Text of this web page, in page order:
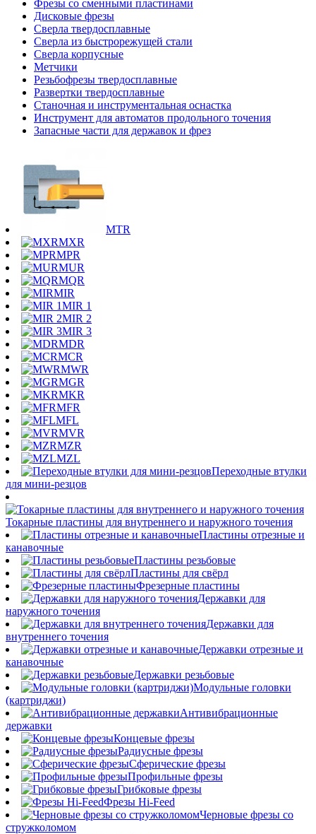
Фрезы со сменными пластинами
Дисковые фрезы
Сверла твердосплавные
Сверла из быстрорежущей стали
Сверла корпусные
Метчики
Резьбофрезы твердосплавные
Развертки твердосплавные
Станочная и инструментальная оснастка
Инструмент для автоматов продольного точения
Запасные части для державок и фрез
MTR
MXR
MPR
MUR
MQR
MIR
MIR 1
MIR 2
MIR 3
MDR
MCR
MWR
MGR
MKR
MFR
MFL
MVR
MZR
MZL
Переходные втулки
для мини-резцов
Токарные пластины для внутреннего и наружного точения
Пластины отрезные и
канавочные
Пластины резьбовые
Пластины для свёрл
Фрезерные пластины
Державки для
наружного точения
Державки для
внутреннего точения
Державки отрезные и
канавочные
Державки резьбовые
Модульные головки
(картриджи)
Антивибрационные
державки
Концевые фрезы
Радиусные фрезы
Сферические фрезы
Профильные фрезы
Грибковые фрезы
Фрезы Hi-Feed
Черновые фрезы со
стружколомом